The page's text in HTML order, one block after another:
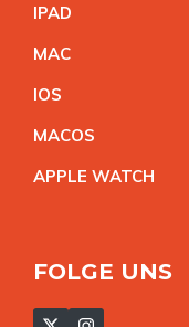
IPAD
MAC
IOS
MACOS
APPLE WATCH
FOLGE UNS